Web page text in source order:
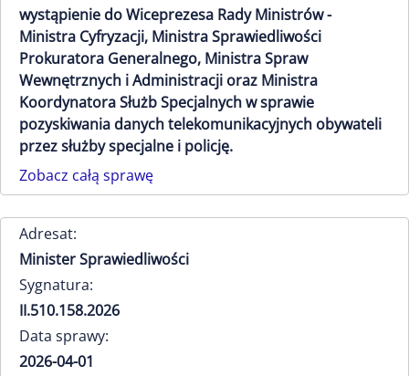
wystąpienie do Wiceprezesa Rady Ministrów -
Ministra Cyfryzacji, Ministra Sprawiedliwości
Prokuratora Generalnego, Ministra Spraw
Wewnętrznych i Administracji oraz Ministra
Koordynatora Służb Specjalnych w sprawie
pozyskiwania danych telekomunikacyjnych obywateli
przez służby specjalne i policję.
Zobacz całą sprawę
Adresat:
Minister Sprawiedliwości
Sygnatura:
II.510.158.2026
Data sprawy:
2026-04-01